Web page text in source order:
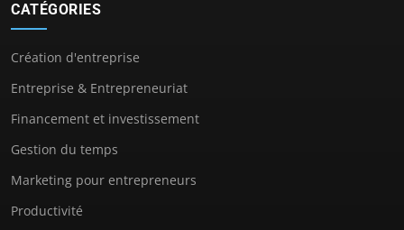
CATÉGORIES
Création d'entreprise
Entreprise & Entrepreneuriat
Financement et investissement
Gestion du temps
Marketing pour entrepreneurs
Productivité